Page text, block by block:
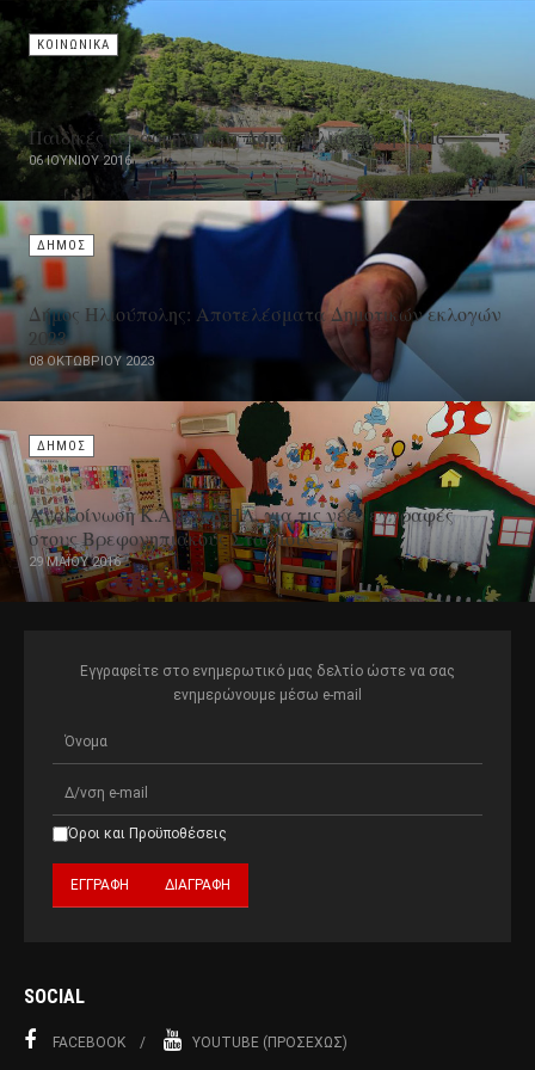
ΚΟΙΝΩΝΙΚΑ
Παιδικές κατασκηνώσεις Δήμου Ηλιούπολης 2016
06 ΙΟΥΝΊΟΥ 2016
ΔΗΜΟΣ
Δήμος Ηλιούπολης: Αποτελέσματα Δημοτικών εκλογών
2023
08 ΟΚΤΩΒΡΊΟΥ 2023
ΔΗΜΟΣ
Ανακοίνωση Κ.Α.Φ.Α.Δ.ΗΛ. για τις νέες εγγραφές
στους Βρεφονηπιακούς Σταθμούς
29 ΜΑΪ́ΟΥ 2016
Εγγραφείτε στο ενημερωτικό μας δελτίο ώστε να σας
ενημερώνουμε μέσω e-mail
Όροι και Προϋποθέσεις
SOCIAL
FACEBOOK YOUTUBE (ΠΡΟΣΕΧΏΣ)